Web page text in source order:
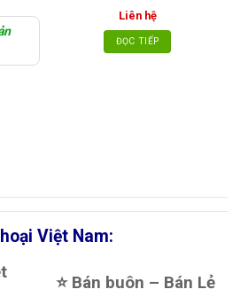
Liên hệ
ĐỌC TIẾP
Việt Nam:
⭐️ Bán buôn – Bán Lẻ